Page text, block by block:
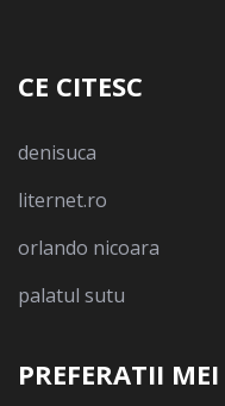
CE CITESC
denisuca
liternet.ro
orlando nicoara
palatul sutu
PREFERATII MEI